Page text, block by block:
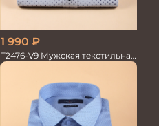
1 990 ₽
T2476-V9 Мужская текстильная
рубашка / Сорочка